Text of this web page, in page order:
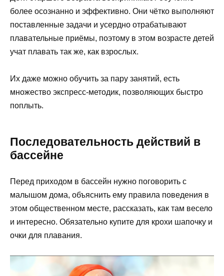
более осознанно и эффективно. Они чётко выполняют
поставленные задачи и усердно отрабатывают
плавательные приёмы, поэтому в этом возрасте детей
учат плавать так же, как взрослых.
Их даже можно обучить за пару занятий, есть
множество экспресс-методик, позволяющих быстро
поплыть.
Последовательность действий в
бассейне
Перед приходом в бассейн нужно поговорить с
малышом дома, объяснить ему правила поведения в
этом общественном месте, рассказать, как там весело
и интересно. Обязательно купите для крохи шапочку и
очки для плавания.